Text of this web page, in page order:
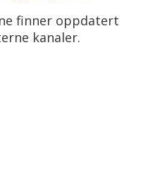
finner oppdatert
kanaler.